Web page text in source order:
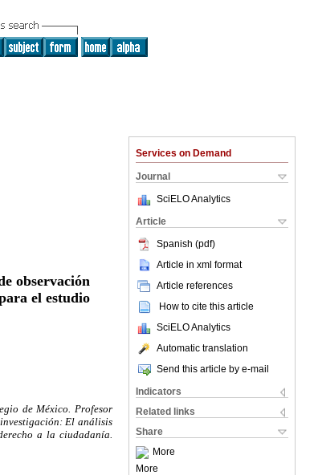
Services on Demand
Journal
SciELO Analytics
Article
Spanish (pdf)
Article in xml format
Article references
How to cite this article
SciELO Analytics
Automatic translation
Send this article by e-mail
Indicators
Related links
Share
More
More
observación
el estudio
de México. Profesor
El análisis
a la ciudadanía.